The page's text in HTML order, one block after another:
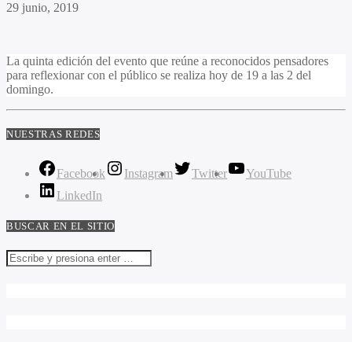
29 junio, 2019
La quinta edición del evento que reúne a reconocidos pensadores
para reflexionar con el público se realiza hoy de 19 a las 2 del
domingo.
NUESTRAS REDES
Facebook Instagram Twitter
YouTube
LinkedIn
BUSCAR EN EL SITIO